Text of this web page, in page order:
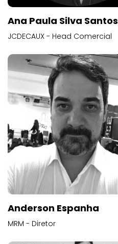
Ana Paula Silva Santos
JCDECAUX - Head Comercial
Anderson Espanha
MRM - Diretor